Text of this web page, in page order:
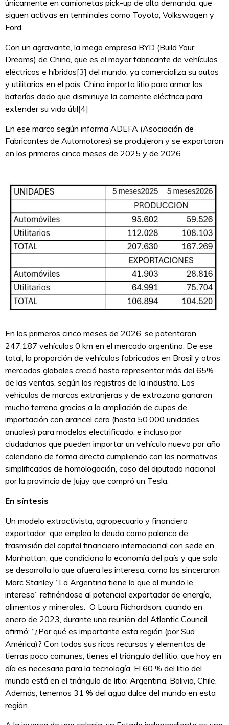
únicamente en camionetas pick-up de alta demanda, que
siguen activas en terminales como Toyota, Volkswagen y
Ford.
Con un agravante, la mega empresa BYD (Build Your
Dreams) de China, que es el mayor fabricante de vehículos
eléctricos e híbridos[3] del mundo, ya comercializa su autos
y utilitarios en el país. China importa litio para armar las
baterías dado que disminuye la corriente eléctrica para
extender su vida útil[4]
En ese marco según informa ADEFA (Asociación de
Fabricantes de Automotores) se produjeron y se exportaron
en los primeros cinco meses de 2025 y de 2026
En los primeros cinco meses de 2026, se patentaron
247.187 vehículos 0 km en el mercado argentino. De ese
total, la proporción de vehículos fabricados en Brasil y otros
mercados globales creció hasta representar más del 65%
de las ventas, según los registros de la industria. Los
vehículos de marcas extranjeras y de extrazona ganaron
mucho terreno gracias a la ampliación de cupos de
importación con arancel cero (hasta 50.000 unidades
anuales) para modelos electrificado, e incluso por
ciudadanos que pueden importar un vehículo nuevo por año
calendario de forma directa cumpliendo con las normativas
simplificadas de homologación, caso del diputado nacional
por la provincia de Jujuy que compró un Tesla.
En síntesis
Un modelo extractivista, agropecuario y financiero
exportador, que emplea la deuda como palanca de
trasmisión del capital financiero internacional con sede en
Manhattan, que condiciona la economía del país y que solo
se desarrolla lo que afuera les interesa, como los sinceraron
Marc Stanley “La Argentina tiene lo que al mundo le
interesa” refiriéndose al potencial exportador de energía,
alimentos y minerales. O Laura Richardson, cuando en
enero de 2023, durante una reunión del Atlantic Council
afirmó: “¿Por qué es importante esta región (por Sud
América)? Con todos sus ricos recursos y elementos de
tierras poco comunes, tienes el triángulo del litio, que hoy en
día es necesario para la tecnología. El 60 % del litio del
mundo está en el triángulo de litio: Argentina, Bolivia, Chile.
Además, tenemos 31 % del agua dulce del mundo en esta
región.